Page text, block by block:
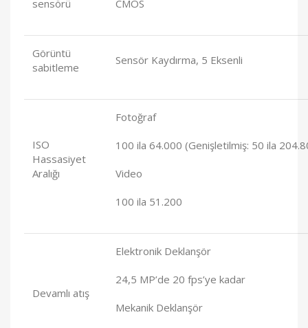
sensörü CMOS
Görüntü
sabitleme
Sensör Kaydırma, 5 Eksenli
ISO
Hassasiyet
Aralığı
Fotoğraf
100 ila 64.000 (Genişletilmiş: 50 ila
Video
100 ila 51.200
Devamlı atış
Elektronik Deklanşör
24,5 MP’de 20 fps’ye kadar
Mekanik Deklanşör